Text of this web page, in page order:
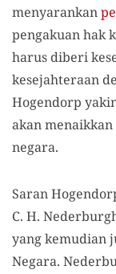
menyarankan
pengakuan hak
harus diberi
kesejahteraan
Hogendorp
akan
negara.
Saran
C. H.
yang kemudian
Negara.